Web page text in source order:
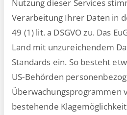
Digitale
Personalwesen
ankommt
Die Herausforderungen im
Nutzung dieser Services
Verarbeitung Ihrer Daten in
49 (1) lit. a DSGVO zu. Das
Land mit unzureichendem
Standards ein. So besteht
US-Behörden
Überwachungsprogrammen
bestehende